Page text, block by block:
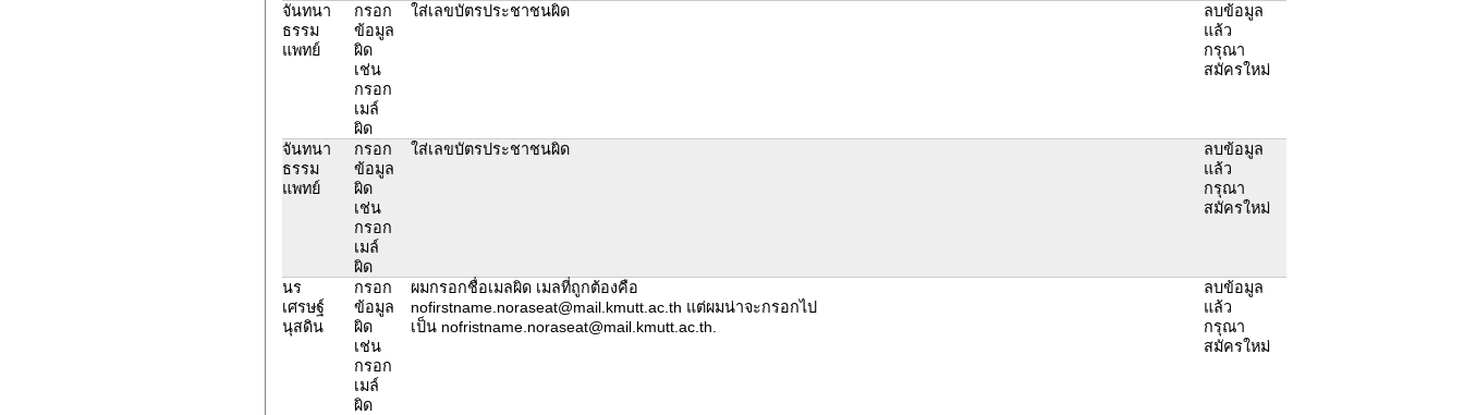
จันทนา
ธรรม
แพทย์
กรอก
ข้อมูล
ผิด
เช่น
กรอก
เมล์
ผิด
ใส่เลขบัตรประชาชนผิด
ลบข้อมูล
แล้ว
กรุณา
สมัครใหม่
จันทนา
ธรรม
แพทย์
กรอก
ข้อมูล
ผิด
เช่น
กรอก
เมล์
ผิด
ใส่เลขบัตรประชาชนผิด
ลบข้อมูล
แล้ว
กรุณา
สมัครใหม่
นร
เศรษฐ์
นุสดิน
กรอก
ข้อมูล
ผิด
เช่น
กรอก
เมล์
ผิด
ผมกรอกชื่อเมลผิด เมลที่ถูกต้องคือ
nofirstname.noraseat@mail.kmutt.ac.th แต่ผมน่าจะกรอกไป
เป็น nofristname.noraseat@mail.kmutt.ac.th.
ลบข้อมูล
แล้ว
กรุณา
สมัครใหม่